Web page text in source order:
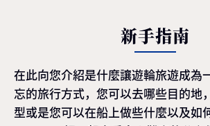
新手指南
在此向您介紹是什麼讓遊輪旅遊成為
忘的旅行方式，您可以去哪些目的地
型或是您可以在船上做些什麼以及如